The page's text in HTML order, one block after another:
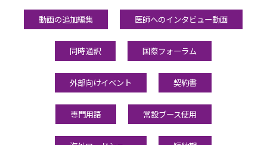
動画の追加編集 医師へのインタビュー動画
同時通訳 国際フォーラム
外部向けイベント 契約書
専門用語 常設ブース使用